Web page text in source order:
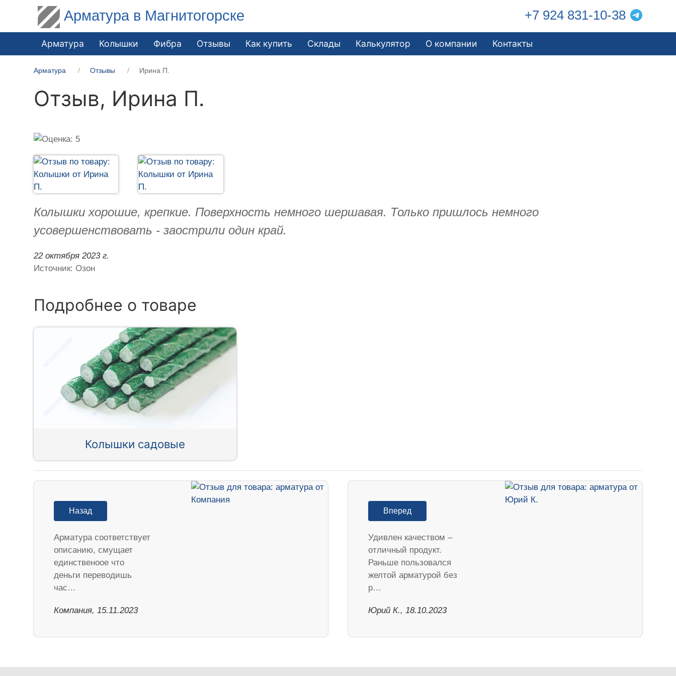
Арматура в Магнитогорске +7 924 831-10-38
Арматура Колышки Фибра Отзывы Как купить Склады Калькулятор О компании Контакты
Арматура Отзывы Ирина П.
Отзыв, Ирина П.
Колышки хорошие, крепкие. Поверхность немного шершавая. Только пришлось немного
усовершенствовать - заострили один край.
22 октября 2023 г.
Источник: Озон
Подробнее о товаре
Колышки садовые
Назад
Арматура соответствует
описанию, смущает
единственоое что
деньги переводишь
час…
Компания, 15.11.2023
Вперед
Удивлен качеством –
отличный продукт.
Раньше пользовался
желтой арматурой без
р…
Юрий К., 18.10.2023